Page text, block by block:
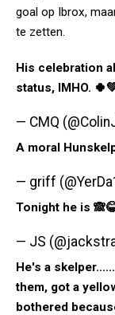
goal op Ibrox,
te zetten.
His celebration
status, IMHO.
— CMQ
A moral
— griff
Tonight he is
— JS
He's a
them, got a
bothered